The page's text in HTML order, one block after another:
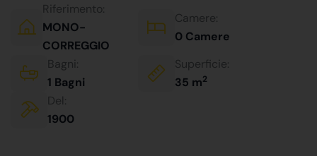
Riferimento:
MONO-
CORREGGIO
Camere:
0 Camere
Bagni:
1 Bagni
Superficie:
35 m2
Del:
1900